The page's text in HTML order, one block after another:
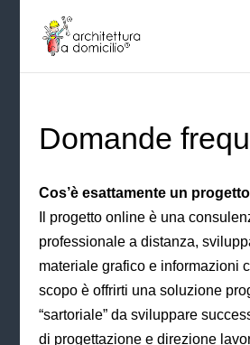
Domande
Cos’è esattamente un
Il progetto online è una
professionale a distanza,
materiale grafico e informazioni
scopo è offrirti una soluzione
“sartoriale” da sviluppare
di progettazione e direzione